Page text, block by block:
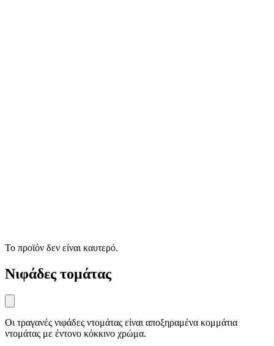
Το προϊόν δεν είναι καυτερό.
Νιφάδες τομάτας
Οι τραγανές νιφάδες ντομάτας είναι αποξηραμένα κομμάτια
ντομάτας με έντονο κόκκινο χρώμα.